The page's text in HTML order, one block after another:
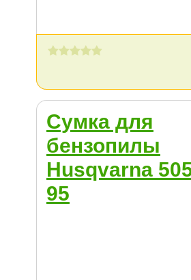
Сумка для
бензопилы
Husqvarna
95